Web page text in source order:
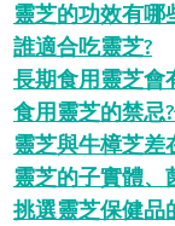
靈芝的功效有哪
誰適合吃靈芝?
長期食用靈芝
食用靈芝的禁忌
靈芝與牛樟芝
靈芝的子實體、
挑選靈芝保健品